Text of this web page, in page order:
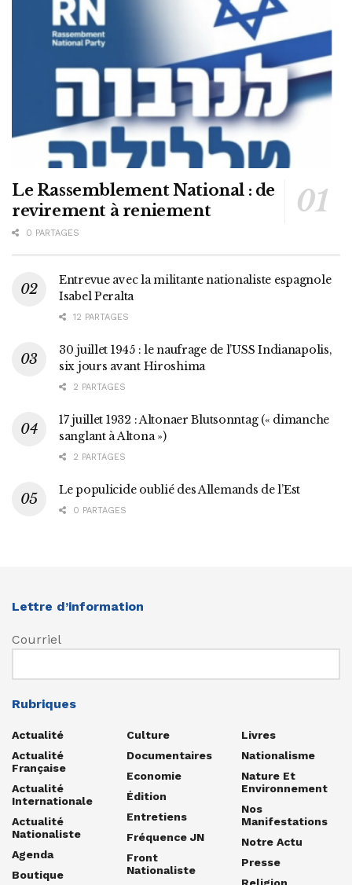
Le Rassemblement National : de
revirement à reniement
0 PARTAGES
Entrevue avec la militante nationaliste espagnole
Isabel Peralta
12 PARTAGES
30 juillet 1945 : le naufrage de l’USS Indianapolis,
six jours avant Hiroshima
2 PARTAGES
17 juillet 1932 : Altonaer Blutsonntag (« dimanche
sanglant à Altona »)
2 PARTAGES
Le populicide oublié des Allemands de l’Est
0 PARTAGES
Lettre d’information
Courriel
Rubriques
Actualité
Actualité
Française
Actualité
Internationale
Actualité
Nationaliste
Agenda
Boutique
Culture
Documentaires
Economie
Édition
Entretiens
Fréquence JN
Front
Nationaliste
Livres
Nationalisme
Nature Et
Environnement
Nos
Manifestations
Notre Actu
Presse